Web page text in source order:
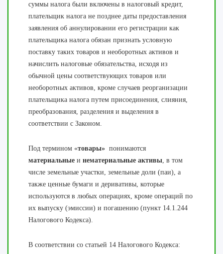
суммы налога были включены в налоговый кредит,
плательщик налога не позднее даты предоставления
заявления об аннулировании его регистрации как
плательщика налога обязан признать условную
поставку таких товаров и необоротных активов и
начислить налоговые обязательства, исходя из
обычной цены соответствующих товаров или
необоротных активов, кроме случаев реорганизации
плательщика налога путем присоединения, слияния,
преобразования, разделения и выделения в
соответствии с Законом.
Под термином «товары» понимаются
материальные и нематериальные активы, в том
числе земельные участки, земельные доли (паи), а
также ценные бумаги и деривативы, которые
используются в любых операциях, кроме операций по
их выпуску (эмиссии) и погашению (пункт 14.1.244
Налогового Кодекса).
В соответствии со статьей 14 Налогового Кодекса: